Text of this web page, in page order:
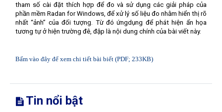
tham số cài đặt thích hợp để đo và sử dụng các giải pháp của
phần mềm Radan for Windows, để xử lý số liệu đo nhằm hiển thị rõ
nhất “ảnh” của đối tượng. Từ đó ứngdụng để phát hiện ẩn họa
tương tự ở hiện trường đê, đập là nội dung chính của bài viết này.
Bấm vào đây để xem chi tiết bài biết (PDF; 233KB)
Tin nổi bật